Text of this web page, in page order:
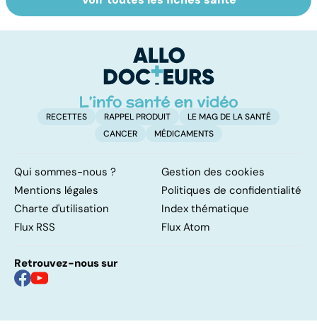
Le TDAH, un
trouble de
hyperactivité
Violences
sexuelles :
remettre ?
RECETTES RAPPEL PRODUIT
LE MAG DE LA SANTÉ
CANCER
MÉDICAMENTS
Qui sommes-nous ?
Gestion des cookies
Mentions légales
Politiques de confidentialité
Charte d'utilisation
Index thématique
Flux RSS
Flux Atom
Retrouvez-nous sur